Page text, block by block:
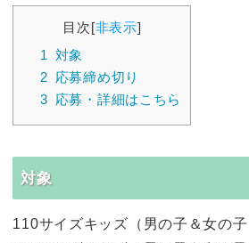
目次[非表示]
1 対象
2 応募締め切り
3 応募・詳細はこちら
対象
110サイズキッズ（男の子＆女の子